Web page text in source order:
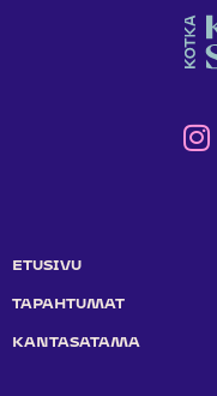
ETUSIVU
TAPAHTUMAT
KANTASATAMA